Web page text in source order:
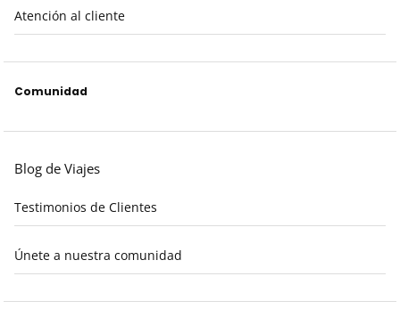
Atención al cliente
Comunidad
Blog de Viajes
Testimonios de Clientes
Únete a nuestra comunidad